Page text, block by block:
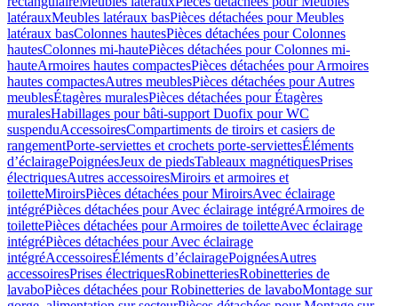
latérauxMeubles latéraux basPièces détachées pour Meubles
latéraux basColonnes hautesPièces détachées pour Colonnes
hautesColonnes mi-hautePièces détachées pour Colonnes mi-
hauteArmoires hautes compactesPièces détachées pour Armoires
hautes compactesAutres meublesPièces détachées pour Autres
meublesÉtagères muralesPièces détachées pour Étagères
muralesHabillages pour bâti-support Duofix pour WC
suspenduAccessoiresCompartiments de tiroirs et casiers de
rangementPorte-serviettes et crochets porte-serviettesÉléments
d’éclairagePoignéesJeux de piedsTableaux magnétiquesPrises
électriquesAutres accessoiresMiroirs et armoires et
toiletteMiroirsPièces détachées pour MiroirsAvec éclairage
intégréPièces détachées pour Avec éclairage intégréArmoires de
toilettePièces détachées pour Armoires de toiletteAvec éclairage
intégréPièces détachées pour Avec éclairage
intégréAccessoiresÉléments d’éclairagePoignéesAutres
accessoiresPrises électriquesRobinetteriesRobinetteries de
lavaboPièces détachées pour Robinetteries de lavaboMontage sur